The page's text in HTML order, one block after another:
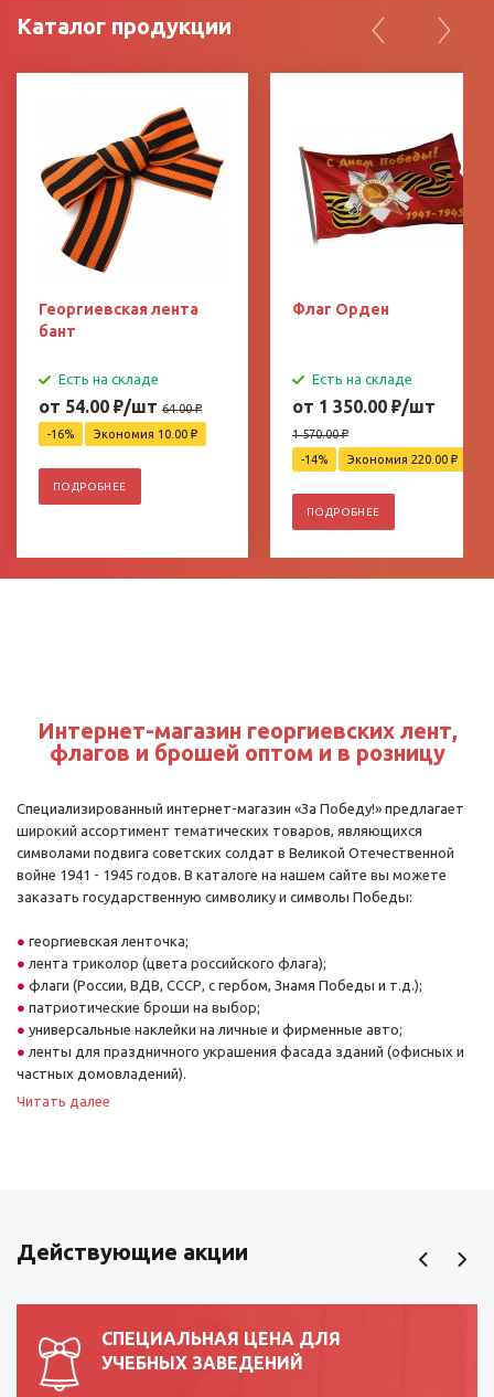
Каталог продукции
Георгиевская лента
бант
Есть на складе
от 54.00 ₽/шт 64.00₽
-16%
Экономия 10.00 ₽
ПОДРОБНЕЕ
Флаг Орден
Есть на складе
от 1 350.00 ₽/шт
1 570.00₽
-14%
Экономия 220.00 ₽
ПОДРОБНЕЕ
Интернет-магазин георгиевских лент,
флагов и брошей оптом и в розницу
Специализированный интернет-магазин «За Победу!» предлагает
широкий ассортимент тематических товаров, являющихся
символами подвига советских солдат в Великой Отечественной
войне 1941 - 1945 годов. В каталоге на нашем сайте вы можете
заказать государственную символику и символы Победы:
георгиевская ленточка;
лента триколор (цвета российского флага);
флаги (России, ВДВ, СССР, с гербом, Знамя Победы и т.д.);
патриотические броши на выбор;
универсальные наклейки на личные и фирменные авто;
ленты для праздничного украшения фасада зданий (офисных и
частных домовладений).
доступна бесплатная консультация по представленному
ассортименту и оформлению заказа.
Читать далее
Действующие акции
СПЕЦИАЛЬНАЯ ЦЕНА ДЛЯ
УЧЕБНЫХ ЗАВЕДЕНИЙ